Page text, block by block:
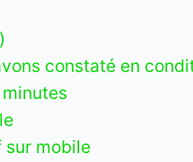
constaté en
mobile